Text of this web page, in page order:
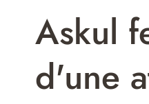
Askul
d'une